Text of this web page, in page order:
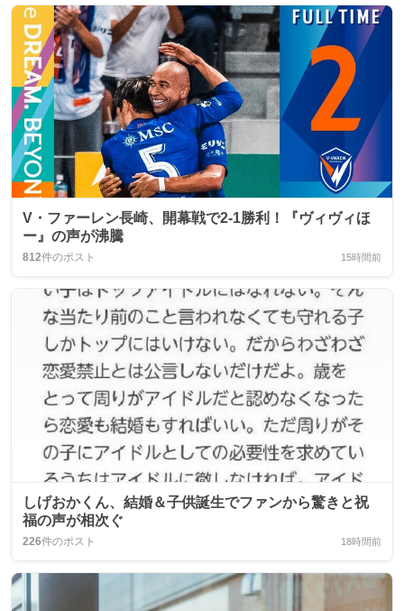
V・ファーレン長崎、開幕戦で2-1勝利！『ヴィヴィほ
ー』の声が沸騰
812件のポスト 15時間前
しげおかくん、結婚＆子供誕生でファンから驚きと祝
福の声が相次ぐ
226件のポスト 18時間前